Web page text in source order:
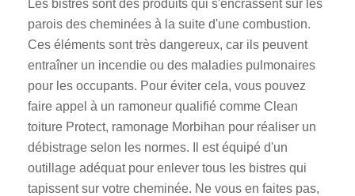
Les bistres sont des produits qui s'encrassent sur les
parois des cheminées à la suite d'une combustion.
Ces éléments sont très dangereux, car ils peuvent
entraîner un incendie ou des maladies pulmonaires
pour les occupants. Pour éviter cela, vous pouvez
faire appel à un ramoneur qualifié comme Clean
toiture Protect, ramonage Morbihan pour réaliser un
débistrage selon les normes. Il est équipé d'un
outillage adéquat pour enlever tous les bistres qui
tapissent sur votre cheminée. Ne vous en faites pas,